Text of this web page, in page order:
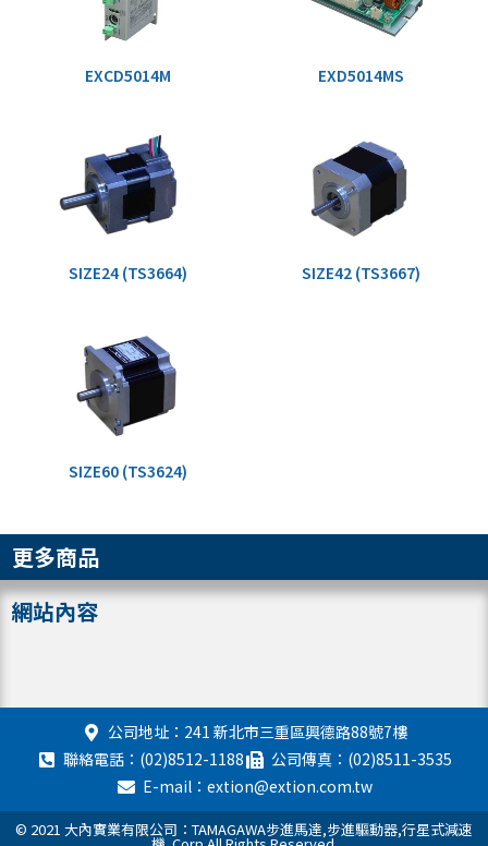
EXCD5014M EXD5014MS
SIZE24 (TS3664) SIZE42 (TS3667)
SIZE60 (TS3624)
更多商品
網站內容
公司地址：241 新北市三重區興德路88號7樓
聯絡電話：(02)8512-1188
公司傳真：(02)8511-3535
E-mail：extion@extion.com.tw
© 2021 大內實業有限公司：TAMAGAWA步進馬達,步進驅動器,行星式減速